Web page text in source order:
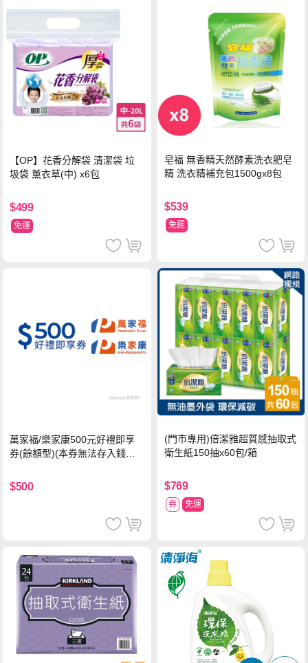
【OP】花香分解袋 清潔袋 垃
圾袋 薰衣草(中) x6包
$499
免運
皂福 無香精天然酵素洗衣肥皂
精 洗衣精補充包1500gx8包
$539
免運
萬家福/樂家康500元好禮即享
券(餘額型)(本券無法存入錢包
$500
(門市專用)倍潔雅超質感抽取式
衛生紙150抽x60包/箱
$769
券 免運